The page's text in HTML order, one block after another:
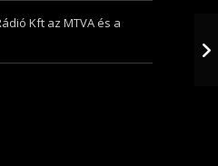
Kft az MTVA és a